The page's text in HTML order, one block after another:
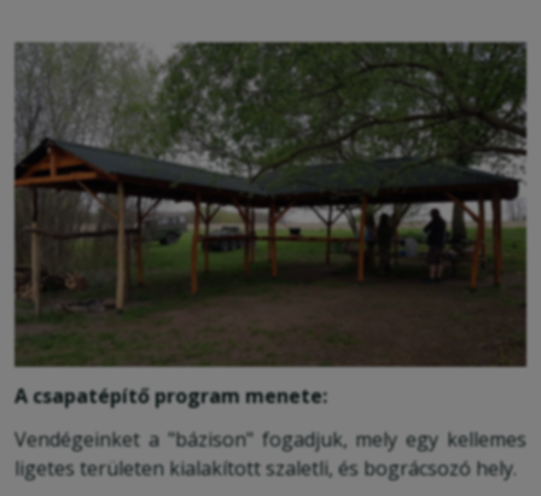
A csapatépítő program menete:
Vendégeinket a "bázison" fogadjuk, mely egy kellemes
ligetes területen kialakított szaletli, és bográcsozó hely.